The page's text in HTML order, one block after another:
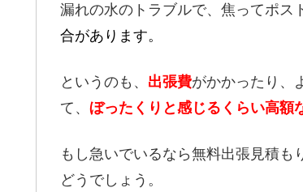
漏れの水のトラブルで、焦ってポス
合があります。
というのも、 出張費がかかったり、
て、 ぼったくりと感じるくらい高額
もし急いでいるなら無料出張見積
どうでしょう。